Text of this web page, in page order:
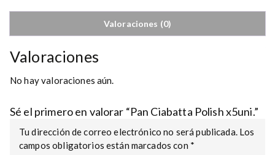
Valoraciones (0)
Valoraciones
No hay valoraciones aún.
Sé el primero en valorar “Pan Ciabatta Polish x5uni.”
Tu dirección de correo electrónico no será publicada. Los
campos obligatorios están marcados con *